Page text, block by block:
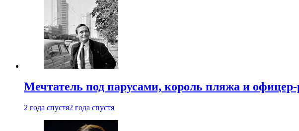
Мечтатель под парусами, король пляжа и
2 года спустя2 года спустя